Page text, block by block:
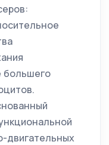
большего
двигательных